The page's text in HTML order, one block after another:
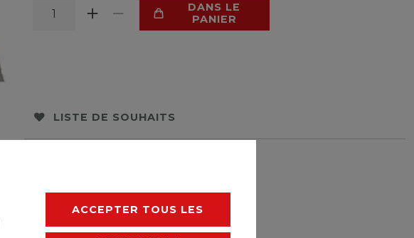
DANS LE
PANIER
LISTE DE SOUHAITS
ACCEPTER TOUS LES